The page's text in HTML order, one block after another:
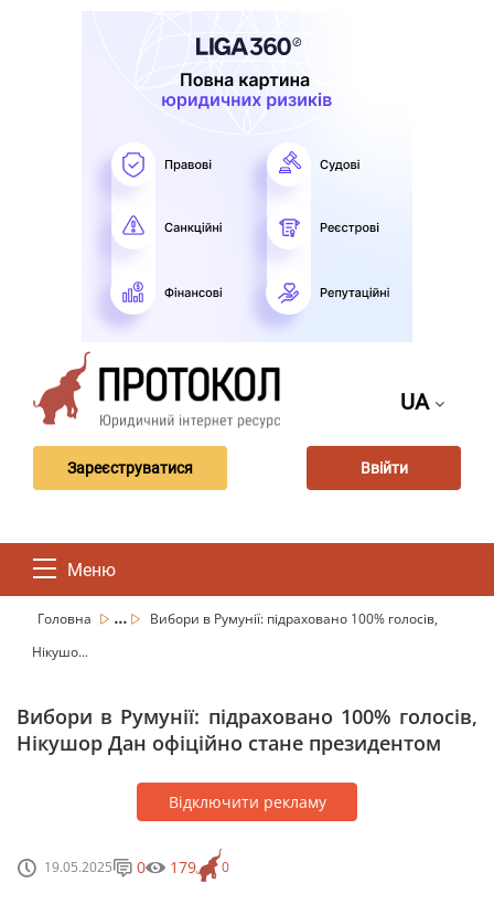
UA
Зареєструватися Ввійти
Меню
Головна ...
Вибори в Румунії: підраховано 100% голосів,
Нікушо...
Вибори в Румунії: підраховано 100% голосів,
Нікушор Дан офіційно стане президентом
Відключити рекламу
19.05.2025 0
0 179